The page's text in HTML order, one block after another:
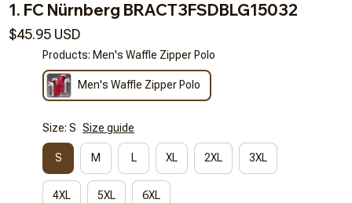
1. FC Nürnberg BRACT3FSDBLG15032
$45.95 USD
Products: Men's Waffle Zipper Polo
Men's Waffle Zipper Polo
Size: S Size guide
S M L XL 2XL 3XL
4XL 5XL 6XL